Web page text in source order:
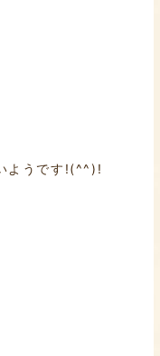
ようです!(^^)!